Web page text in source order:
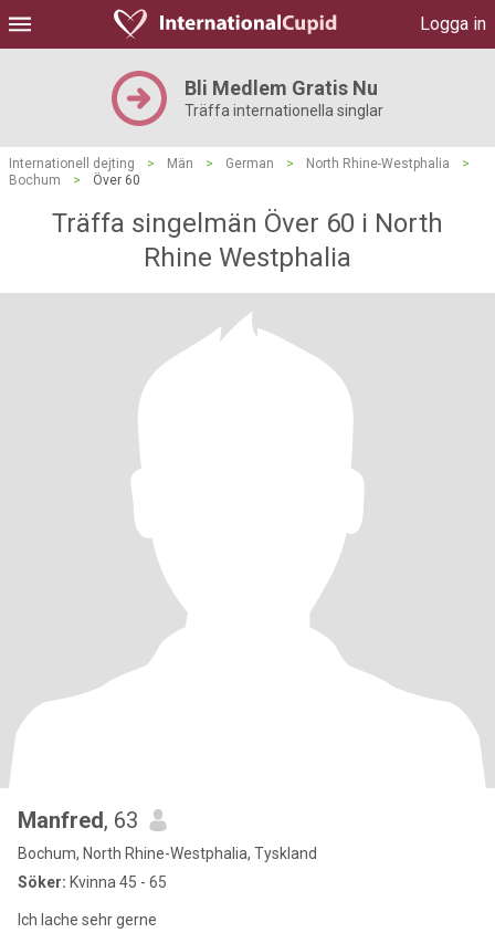
Logga in
Bli Medlem Gratis Nu
Träffa internationella singlar
Internationell dejting > Män > German > North Rhine-Westphalia
>
Bochum
> Över 60
Träffa singelmän Över 60 i North
Rhine Westphalia
Manfred, 63
Bochum, North Rhine-Westphalia, Tyskland
Söker: Kvinna 45 - 65
Ich lache sehr gerne